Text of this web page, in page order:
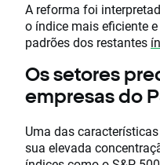
A reforma foi
o índice mais eficiente
padrões dos restantes
Os setores
empresas do
Uma das
sua elevada